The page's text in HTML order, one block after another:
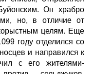
Он храбро
но, в отличие от
целям. Еще
году отделился со
и направился к
с его жителями-